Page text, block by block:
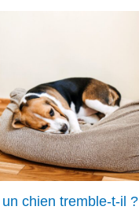
chien tremble-t-il ?